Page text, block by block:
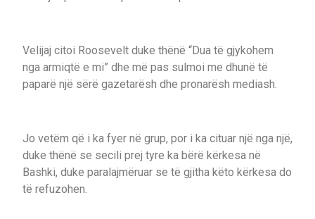
Velijaj citoi Roosevelt duke thënë “Dua të gjykohem
nga armiqtë e mi” dhe më pas sulmoi me dhunë të
paparë një sërë gazetarësh dhe pronarësh mediash.
Jo vetëm që i ka fyer në grup, por i ka cituar një nga një,
duke thënë se secili prej tyre ka bërë kërkesa në
Bashki, duke paralajmëruar se të gjitha këto kërkesa do
të refuzohen.